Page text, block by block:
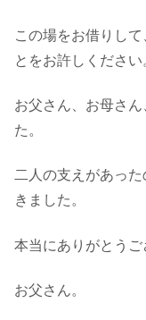
この場をお借りし
とをお許しください
お父さん、お母さ
た。
二人の支えがあっ
きました。
本当にありがとうご
お父さん。